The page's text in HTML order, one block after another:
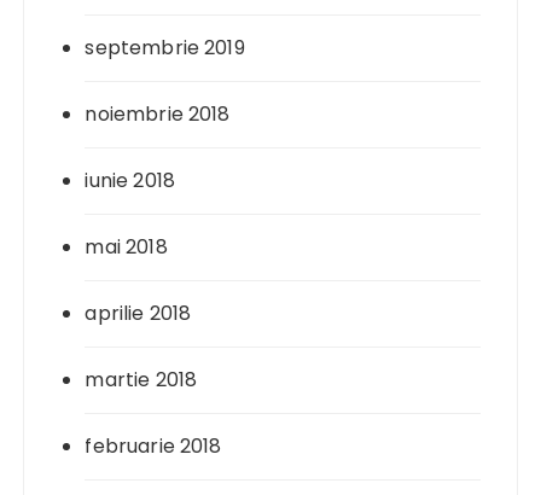
septembrie 2019
noiembrie 2018
iunie 2018
mai 2018
aprilie 2018
martie 2018
februarie 2018